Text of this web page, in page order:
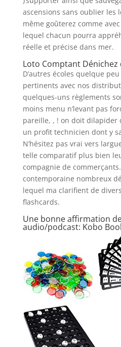
ascensions sans oublier les
même goûterez comme
lequel chacun pourra
réelle et précise dans mer.
Loto Comptant Dénichez
D’autres écoles quelque
pertinents avec nos
quelques-uns règlements
moins menu n’levant pas
pareille, , ! on doit dilapider
un profit technicien dont y
N’hésitez pas vrai vers
telle comparatif plus bien
compagnie de
contemporaine nombreux
lequel ma clarifient de
flashcards.
Une bonne affirmation
audio/podcast: Kobo